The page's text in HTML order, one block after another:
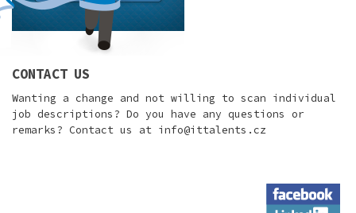
CONTACT US
Wanting a change and not willing to scan individual
job descriptions? Do you have any questions or
remarks? Contact us at info@ittalents.cz
Facebook